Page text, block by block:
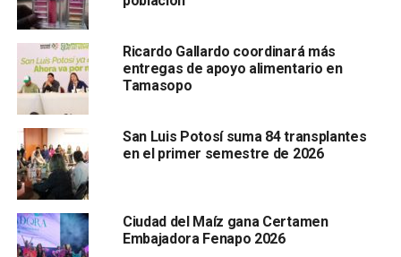
sexuales.
A través de una intervención reactiva, los oficiales de la
Policía Cibernética Municipal, en colaboración con el
Ricardo Gallardo coordinará más
entregas de apoyo alimentario en
Tamasopo
San Luis Potosí suma 84 transplantes
en el primer semestre de 2026
Ciudad del Maíz gana Certamen
Embajadora Fenapo 2026